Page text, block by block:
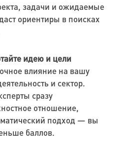
задачи и ожидаемые
ориентиры в поисках
идею и цели
влияние на вашу
и сектор.
сразу
отношение,
подход — вы
баллов.